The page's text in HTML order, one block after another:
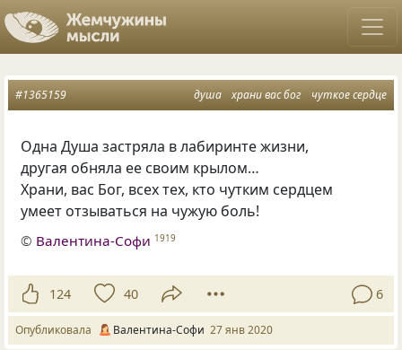
душа храни вас бог чуткое сердце
#1365159
Одна Душа застряла в лабиринте жизни,
другая обняла ее своим крылом…
Храни, вас Бог, всех тех, кто чутким сердцем
умеет отзываться на чужую боль!
© Валентина-Софи 1919
124 40 6
Опубликовала Валентина-Софи 27 янв 2020